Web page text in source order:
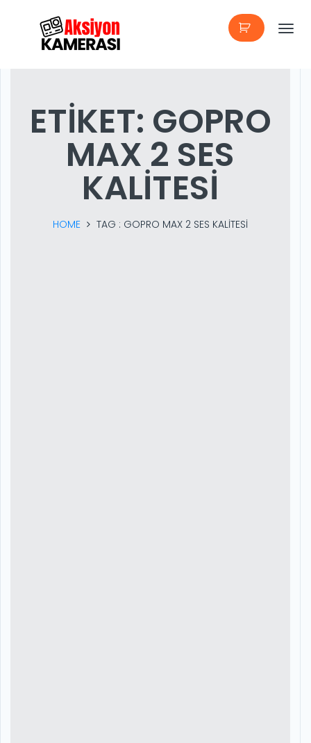
T
ETIKET: GOPRO
MAX 2 SES
KALITESI
HOME TAG : GOPRO MAX 2 SES KALITESI